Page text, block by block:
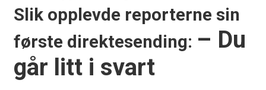
Slik opplevde reporterne sin
første direktesending: – Du
går litt i svart